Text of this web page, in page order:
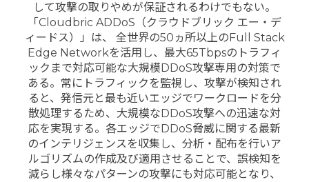
して攻撃の取りやめが保証されるわけでもない。
「Cloudbric ADDoS（クラウドブリック エー・デ
ィードス）」は、 全世界の50ヵ所以上のFull Stack
Edge Networkを活用し、最大65Tbpsのトラフィ
ックまで対応可能な大規模DDoS攻撃専用の対策で
ある。常にトラフィックを監視し、攻撃が検知され
ると、発信元と最も近いエッジでワークロードを分
散処理するため、大規模なDDoS攻撃への迅速な対
応​を実現する。各エッジでDDoS脅威に関する最新
のインテリジェンスを収集し、分析・配布を行いア
ルゴリズムの作成及び適用させることで、誤検知を
減らし様々なパターンの攻撃にも対応可能となり、